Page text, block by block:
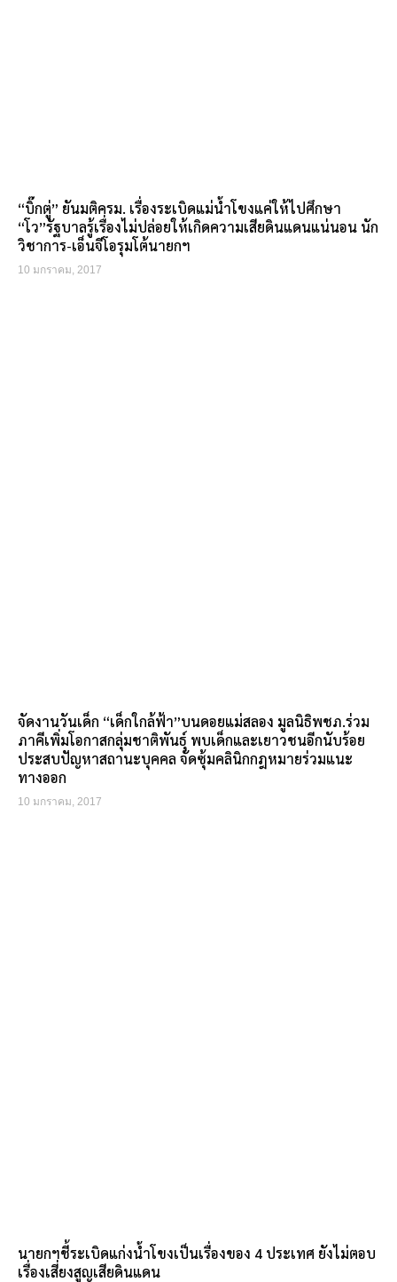
“บิ๊กตู่” ยันมติครม. เรื่องระเบิดแม่น้ำโขงแค่ให้ไปศึกษา
“โว”รัฐบาลรู้เรื่องไม่ปล่อยให้เกิดความเสียดินแดนแน่นอน นัก
วิชาการ-เอ็นจีโอรุมโต้นายกฯ
10 มกราคม, 2017
จัดงานวันเด็ก “เด็กใกล้ฟ้า”บนดอยแม่สลอง มูลนิธิพชภ.ร่วม
ภาคีเพิ่มโอกาสกลุ่มชาติพันธุ์ พบเด็กและเยาวชนอีกนับร้อย
ประสบปัญหาสถานะบุคคล จัดซุ้มคลินิกกฎหมายร่วมแนะ
ทางออก
10 มกราคม, 2017
นายกฯชี้ระเบิดแก่งน้ำโขงเป็นเรื่องของ 4 ประเทศ ยังไม่ตอบ
เรื่องเสี่ยงสูญเสียดินแดน